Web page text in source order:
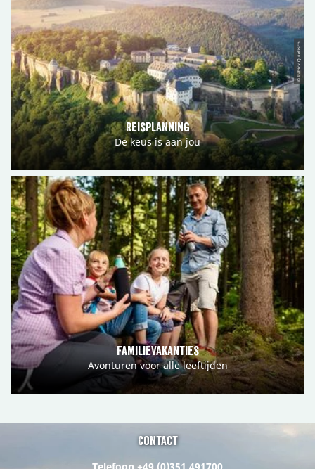
Reisplanning
De keus is aan jou
© Patrick Quietzsch
Familievakanties
Avonturen voor alle leeftijden
Contact